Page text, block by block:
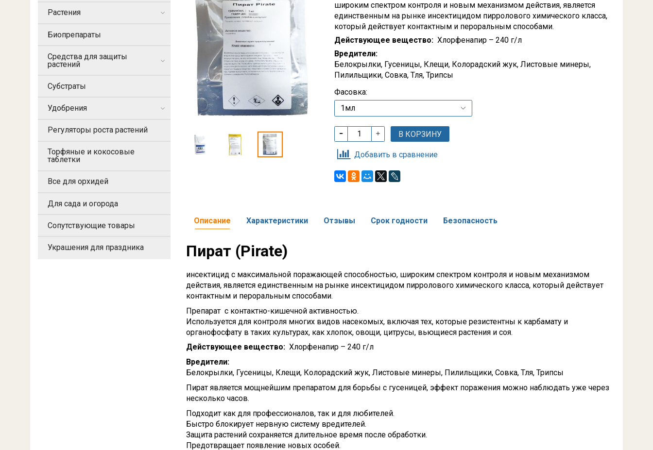
широким спектром контроля и новым механизмом действия, является
единственным на рынке инсектицидом пирролового химического класса,
который действует контактным и пероральным способами.
Действующее вещество: Хлорфенапир – 240 г/л
Вредители:
Белокрылки, Гусеницы, Клещи, Колорадский жук, Листовые минеры,
Пилильщики, Совка, Тля, Трипсы
Фасовка:
В КОРЗИНУ
Добавить в сравнение
Описание
Пират (Pirate)
инсектицид с максимальной поражающей способностью, широким спектром контроля и новым механизмом
действия, является единственным на рынке инсектицидом пирролового химического класса, который действует
контактным и пероральным способами.
Препарат с контактно-кишечной активностью.
Используется для контроля многих видов насекомых, включая тех, которые резистентны к карбамату и
органофосфату в таких культурах, как хлопок, овощи, цитрусы, вьющиеся растения и соя.
Действующее вещество: Хлорфенапир – 240 г/л
Вредители:
Белокрылки, Гусеницы, Клещи, Колорадский жук, Листовые минеры, Пилильщики, Совка, Тля, Трипсы
Пират является мощнейшим препаратом для борьбы с гусеницей, эффект поражения можно наблюдать уже через
несколько часов.
Подходит как для профессионалов, так и для любителей.
Быстро блокирует нервную систему вредителей.
Защита растений сохраняется длительное время после обработки.
Предотвращает появление новых особей.
Характеристики Отзывы Срок годности Безопасность
Растения
Биопрепараты
Средства для защиты
растений
Субстраты
Удобрения
Регуляторы роста растений
Торфяные и кокосовые
таблетки
Все для орхидей
Для сада и огорода
Сопутствующие товары
Украшения для праздника